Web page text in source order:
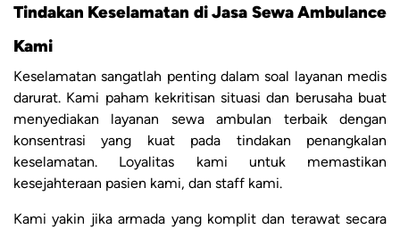
Tindakan Keselamatan di Jasa Sewa Ambulance
Kami
Keselamatan sangatlah penting dalam soal layanan medis
darurat. Kami paham kekritisan situasi dan berusaha buat
menyediakan layanan sewa ambulan terbaik dengan
konsentrasi yang kuat pada tindakan penangkalan
keselamatan. Loyalitas kami untuk memastikan
kesejahteraan pasien kami, dan staff kami.
Kami yakin jika armada yang komplit dan terawat secara